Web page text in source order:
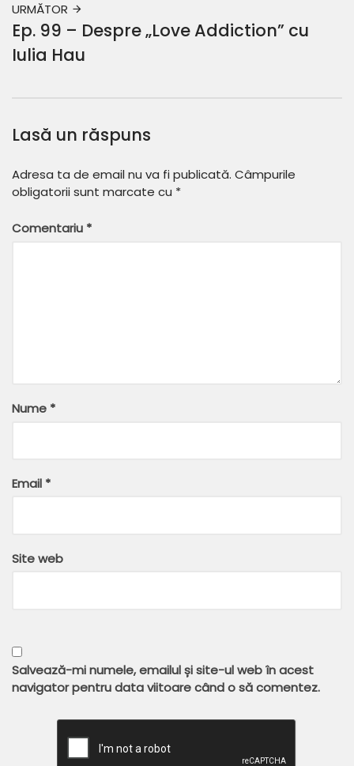
URMĂTOR
Ep. 99 – Despre „Love Addiction” cu
Iulia Hau
Lasă un răspuns
Adresa ta de email nu va fi publicată. Câmpurile
obligatorii sunt marcate cu *
Comentariu *
Nume *
Email *
Site web
Salvează-mi numele, emailul și site-ul web în acest
navigator pentru data viitoare când o să comentez.